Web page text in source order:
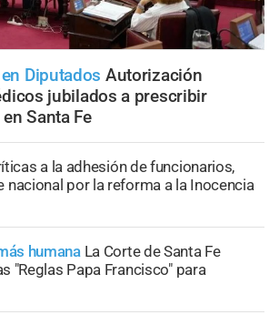
Diputados Autorización
jubilados a prescribir
Santa Fe
a la adhesión de funcionarios,
nacional por la reforma a la Inocencia
humana La Corte de Santa Fe
"Reglas Papa Francisco" para